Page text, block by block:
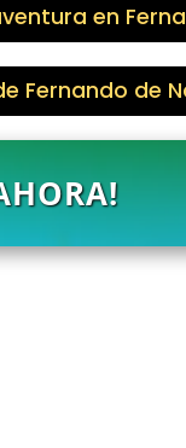
en
Fernando de